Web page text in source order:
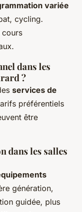
variée
cycling.
cours
dans les
?
services de
préférentiels
être
dans les salles
génération,
guidée, plus